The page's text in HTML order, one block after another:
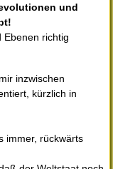
und
Ebenen richtig
inzwischen
kürzlich in
immer, rückwärts